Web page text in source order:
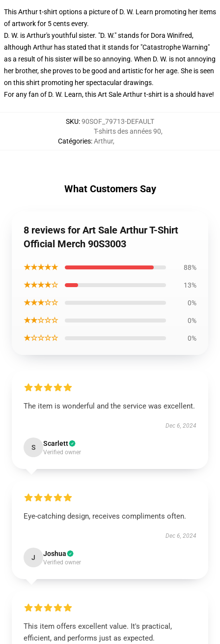
This Arthur t-shirt options a picture of D. W. Learn promoting her items
of artwork for 5 cents every.
D. W. is Arthur's youthful sister. "D. W." stands for Dora Winifred,
although Arthur has stated that it stands for "Catastrophe Warning"
as a result of his sister will be so annoying. When D. W. is not annoying
her brother, she proves to be good and artistic for her age. She is seen
on this shirt promoting her spectacular drawings.
For any fan of D. W. Learn, this Art Sale Arthur t-shirt is a should have!
SKU:90SOF_79713-DEFAULT
Catégories:
T-shirts des années 90,
Arthur,
What Customers Say
8 reviews for Art Sale Arthur T-Shirt
Official Merch 90S3003
★★★★★ 88%
★★★★☆ 13%
★★★☆☆ 0%
★★☆☆☆ 0%
★☆☆☆☆ 0%
The item is wonderful and the service was excellent.
Dec 6, 2024
S Scarlett
Verified owner
Eye-catching design, receives compliments often.
Dec 6, 2024
J Joshua
Verified owner
This item offers excellent value. It's practical,
efficient, and performs just as expected.